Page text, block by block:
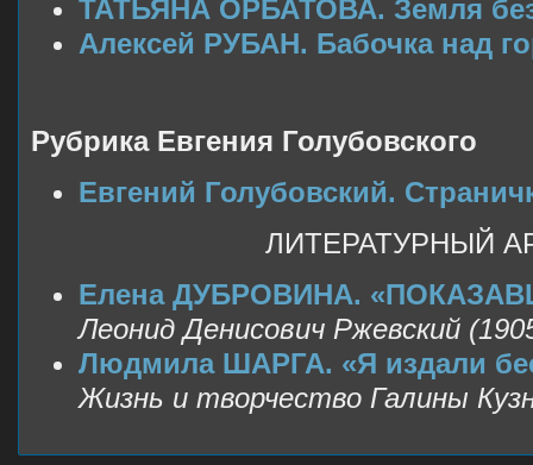
ТАТЬЯНА ОРБАТОВА. Земля
Алексей РУБАН. Бабочка над
Рубрика Евгения Голубовского
Евгений Голубовский.
ЛИТЕРАТУРНЫЙ
Елена ДУБРОВИНА.
Леонид Денисович Ржевский
Людмила ШАРГА. «Я издали
Жизнь и творчество Галины